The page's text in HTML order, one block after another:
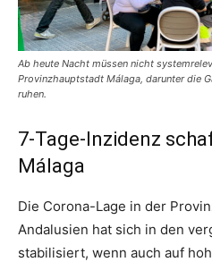
Ab heute Nacht müssen nicht
Provinzhauptstadt Málaga, darunter die
ruhen.
7-Tage-Inzidenz
Málaga
Die Corona-Lage in der
Andalusien hat sich in den
stabilisiert, wenn auch auf